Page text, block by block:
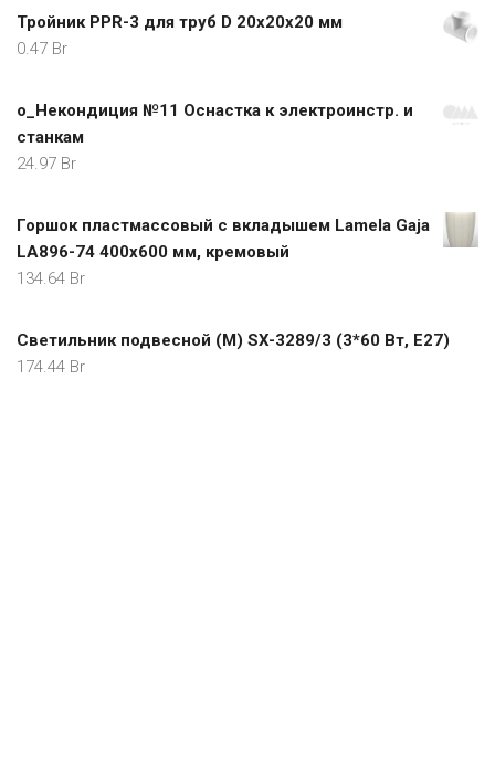
Тройник PPR-3 для труб D 20х20х20 мм
0.47 Br
о_Некондиция №11 Оснастка к электроинстр. и
станкам
24.97 Br
Горшок пластмассовый с вкладышем Lamela Gaja
LA896-74 400х600 мм, кремовый
134.64 Br
Светильник подвесной (М) SX-3289/3 (3*60 Вт, Е27)
174.44 Br